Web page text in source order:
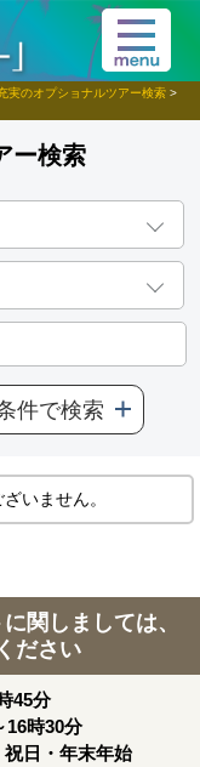
実のオプショナルツアー検索 >
ー検索
件で検索
いません。
関しましては、
ださい
45分
16時30分
日・年末年始